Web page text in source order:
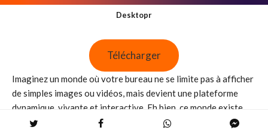
Desktopr
Télécharger
Imaginez un monde où votre bureau ne se limite pas à afficher
de simples images ou vidéos, mais devient une plateforme
dynamique, vivante et interactive. Eh bien, ce monde existe
déjà grâce à
Desktopr. Ce logiciel innovant pousse les